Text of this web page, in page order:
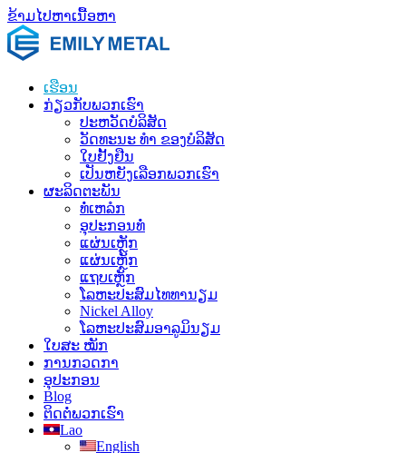
ຂ້າມໄປຫາເນື້ອຫາ
ເຮືອນ
ກ່ຽວ​ກັບ​ພວກ​ເຮົາ
ປະ​ຫວັດ​ບໍ​ລິ​ສັດ
ວັດທະນະ ທຳ ຂອງບໍລິສັດ
ໃບຢັ້ງຢືນ
ເປັນຫຍັງເລືອກພວກເຮົາ
ຜະລິດຕະພັນ
ທໍ່ເຫລໍກ
ອຸປະກອນທໍ່
ແຜ່ນເຫຼັກ
ແຜ່ນເຫຼັກ
ແຖບເຫຼັກ
ໂລຫະປະສົມໄທທານຽມ
Nickel Alloy
ໂລຫະປະສົມອາລູມິນຽມ
ໃບສະ ໝັກ
ການກວດກາ
ອຸປະກອນ
Blog
ຕິດ​ຕໍ່​ພວກ​ເຮົາ
Lao
English